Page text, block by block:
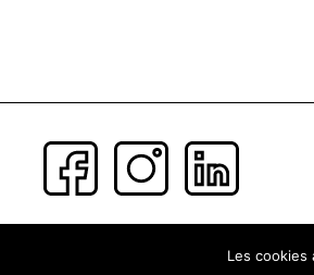
Subscribe to our newsletter
Les